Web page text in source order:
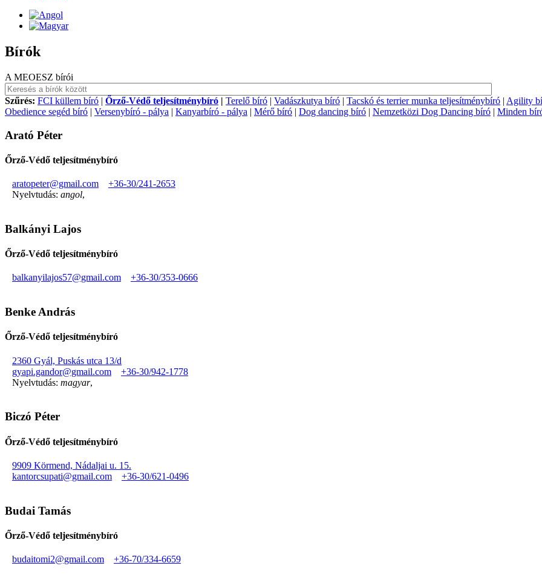
Bírók
A MEOESZ bírói
Szűrés: FCI küllem bíró | Őrző-Védő teljesítménybíró | Terelő bíró | Vadászkutya bíró | Tacskó és terrier munka teljesítménybíró | Agility
Obedience segéd bíró | Versenybíró - pálya | Kanyarbíró - pálya | Mérő bíró | Dog dancing bíró | Nemzetközi Dog Dancing bíró | Minden
Arató Péter
Őrző-Védő teljesítménybíró
aratopeter@gmail.com
+36-30/241-2653
Nyelvtudás: angol,
Balkányi Lajos
Őrző-Védő teljesítménybíró
balkanyilajos57@gmail.com +36-30/353-0666
Benke András
Őrző-Védő teljesítménybíró
2360 Gyál, Puskás utca 13/d
gyapi.gandor@gmail.com
+36-30/942-1778
Nyelvtudás: magyar,
Biczó Péter
Őrző-Védő teljesítménybíró
9909 Körmend, Nádaljai u. 15.
kantorcsupati@gmail.com
+36-30/621-0496
Budai Tamás
Őrző-Védő teljesítménybíró
budaitomi2@gmail.com +36-70/334-6659